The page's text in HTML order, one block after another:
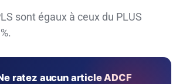
sont égaux à ceux du PLUS
ratez aucun article ADCF